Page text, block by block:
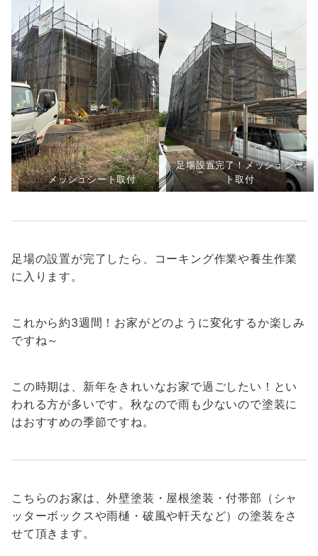
メッシュシート取付
足場設置完了！メッシュシー
ト取付
足場の設置が完了したら、コーキング作業や養生作業
に入ります。
これから約3週間！お家がどのように変化するか楽しみ
ですね～
この時期は、新年をきれいなお家で過ごしたい！とい
われる方が多いです。秋なので雨も少ないので塗装に
はおすすめの季節ですね。
こちらのお家は、外壁塗装・屋根塗装・付帯部（シャ
ッターボックスや雨樋・破風や軒天など）の塗装をさ
せて頂きます。